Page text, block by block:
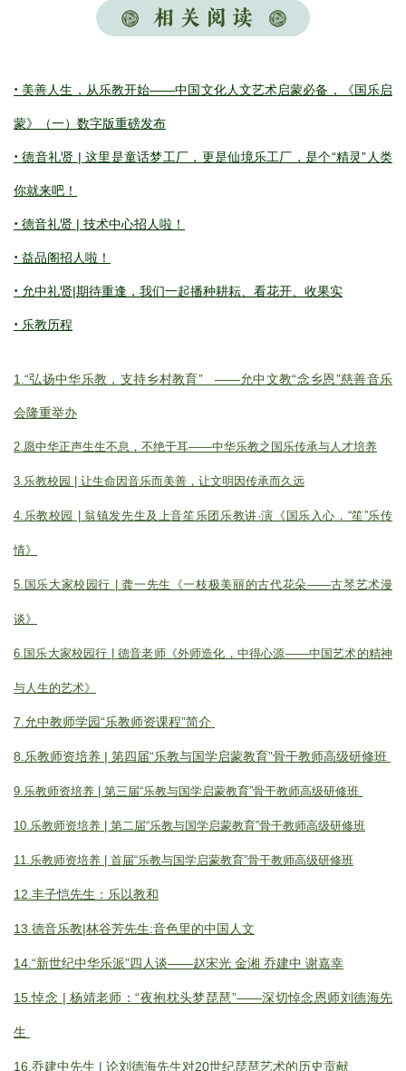
· 美善人生，从乐教开始——中国文化人文艺术启蒙必备，《国乐启
蒙》（一）数字版重磅发布
·德音礼贤 | 这里是童话梦工厂，更是仙境乐工厂，是个“精灵”人类
你就来吧！
· 德音礼贤 | 技术中心招人啦！
· 益品阁招人啦！
· 允中礼贤|期待重逢，我们一起播种耕耘、看花开、收果实
· 乐教历程
1.“弘扬中华乐教，支持乡村教育” ——允中文教“念乡恩”慈善音乐
会隆重举办
2.愿中华正声生生不息，不绝于耳——中华乐教之国乐传承与人才培养
3.乐教校园 | 让生命因音乐而美善，让文明因传承而久远
4.乐教校园 | 翁镇发先生及上音笙乐团乐教讲·演《国乐入心，“笙”乐传
情》
5.国乐大家校园行 | 龚一先生《一枝极美丽的古代花朵——古琴艺术漫
谈》
6.国乐大家校园行 | 德音老师《外师造化，中得心源——中国艺术的精神
与人生的艺术》
7. 允中教师学园“乐教师资课程”简介
8.乐教师资培养 | 第四届“乐教与国学启蒙教育”骨干教师高级研修班
9.乐教师资培养 | 第三届“乐教与国学启蒙教育”骨干教师高级研修班
10.乐教师资培养 | 第二届“乐教与国学启蒙教育”骨干教师高级研修班
11.乐教师资培养 | 首届“乐教与国学启蒙教育”骨干教师高级研修班
12.丰子恺先生：乐以教和
13.德音乐教|林谷芳先生:音色里的中国人文
14. “新世纪中华乐派”四人谈——赵宋光 金湘 乔建中 谢嘉幸
15.悼念 | 杨靖老师：“夜抱枕头梦琵琶”——深切悼念恩师刘德海先
生
16.乔建中先生 | 论刘德海先生对20世纪琵琶艺术的历史贡献